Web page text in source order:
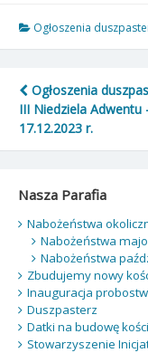
Ogłoszenia
Nawigacja
wpisu
Ogłoszenia
III Niedziela Adwentu
17.12.2023 r.
Nasza Parafia
Nabożeństwa
Nabożeństwa
Nabożeństwa
Zbudujemy nowy
Inauguracja
Duszpasterz
Datki na budowę
Stowarzyszenie